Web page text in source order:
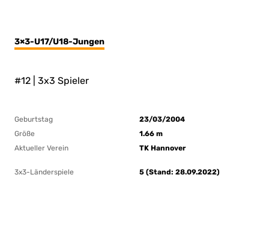
3×3-U17/U18-Jungen
#12 | 3x3 Spieler
Geburtstag
23/03/2004
Größe
1.66 m
Aktueller Verein
TK Hannover
3x3-Länderspiele 5 (Stand: 28.09.2022)